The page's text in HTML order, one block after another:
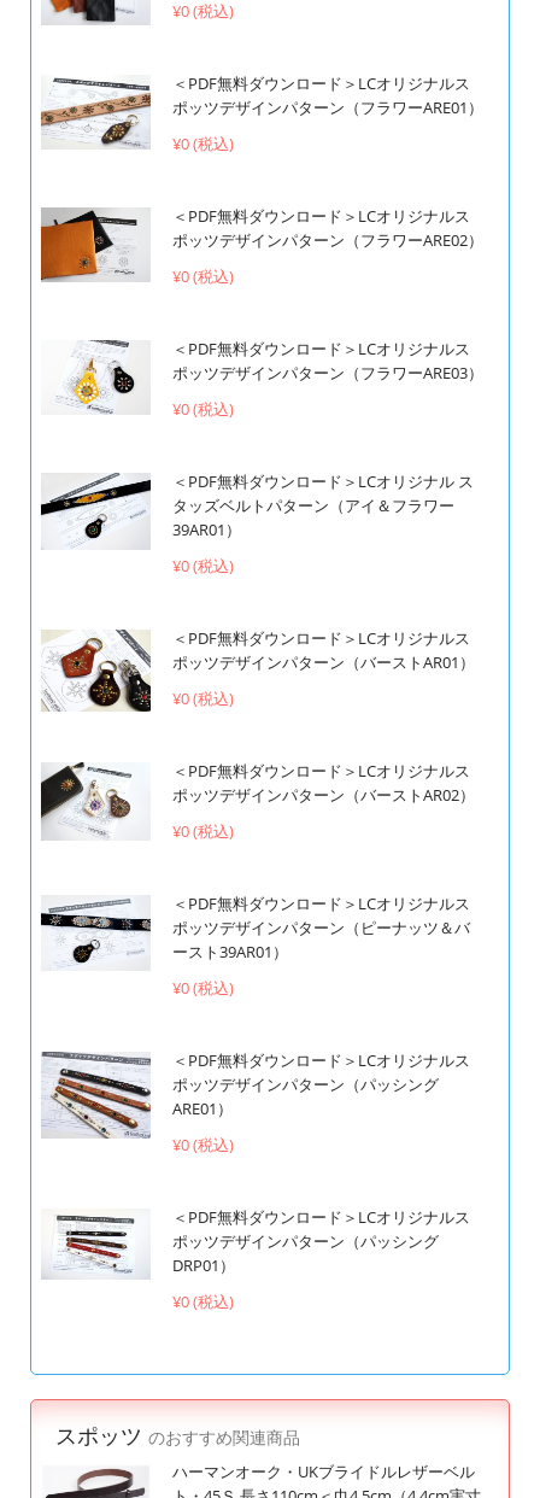
¥0 (税込)
＜PDF無料ダウンロード＞LCオリジナルス
ポッツデザインパターン（フラワーARE01）
¥0 (税込)
＜PDF無料ダウンロード＞LCオリジナルス
ポッツデザインパターン（フラワーARE02）
¥0 (税込)
＜PDF無料ダウンロード＞LCオリジナルス
ポッツデザインパターン（フラワーARE03）
¥0 (税込)
＜PDF無料ダウンロード＞LCオリジナル ス
タッズベルトパターン（アイ＆フラワー
39AR01）
¥0 (税込)
＜PDF無料ダウンロード＞LCオリジナルス
ポッツデザインパターン（バーストAR01）
¥0 (税込)
＜PDF無料ダウンロード＞LCオリジナルス
ポッツデザインパターン（バーストAR02）
¥0 (税込)
＜PDF無料ダウンロード＞LCオリジナルス
ポッツデザインパターン（ピーナッツ＆バ
ースト39AR01）
¥0 (税込)
＜PDF無料ダウンロード＞LCオリジナルス
ポッツデザインパターン（パッシング
ARE01）
¥0 (税込)
＜PDF無料ダウンロード＞LCオリジナルス
ポッツデザインパターン（パッシング
DRP01）
¥0 (税込)
スポッツ のおすすめ関連商品
ハーマンオーク・UKブライドルレザーベル